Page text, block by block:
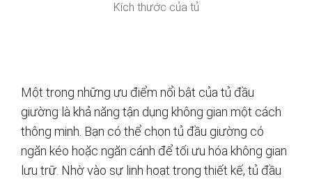
Kích thước của tủ
Một trong những ưu điểm nổi bật của tủ đầu
giường là khả năng tận dụng không gian một cách
thông minh. Bạn có thể chọn tủ đầu giường có
ngăn kéo hoặc ngăn cánh để tối ưu hóa không gian
lưu trữ. Nhờ vào sự linh hoạt trong thiết kế, tủ đầu